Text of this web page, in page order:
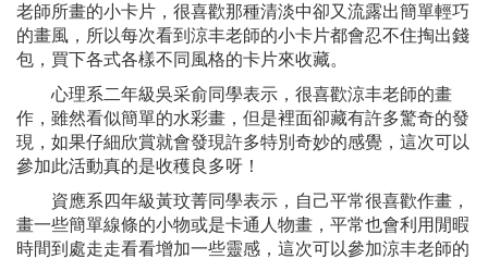
老師所畫的小卡片，很喜歡那種清淡中卻又流露出簡單輕巧
的畫風，所以每次看到涼丰老師的小卡片都會忍不住掏出錢
包，買下各式各樣不同風格的卡片來收藏。
心理系二年級吳采俞同學表示，很喜歡涼丰老師的畫
作，雖然看似簡單的水彩畫，但是裡面卻藏有許多驚奇的發
現，如果仔細欣賞就會發現許多特別奇妙的感覺，這次可以
參加此活動真的是收穫良多呀！
資應系四年級黃玟菁同學表示，自己平常很喜歡作畫，
畫一些簡單線條的小物或是卡通人物畫，平常也會利用閒暇
時間到處走走看看增加一些靈感，這次可以參加涼丰老師的